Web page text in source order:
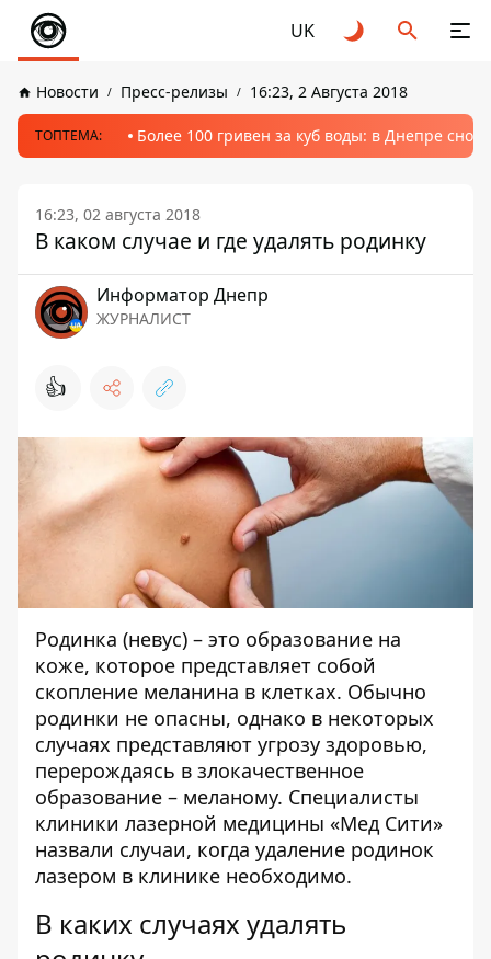
UK
Новости Пресс-релизы 16:23, 2 Августа 2018
ТОПТЕМА: Более 100 гривен за куб воды: в Днепре
16:23, 02 августа 2018
В каком случае и где удалять родинку
Информатор Днепр
ЖУРНАЛИСТ
👍
Родинка (невус) – это образование на
коже, которое представляет собой
скопление меланина в клетках. Обычно
родинки не опасны, однако в некоторых
случаях представляют угрозу здоровью,
перерождаясь в злокачественное
образование – меланому. Специалисты
клиники лазерной медицины «Мед Сити»
назвали случаи, когда удаление родинок
лазером в клинике необходимо.
В каких случаях удалять